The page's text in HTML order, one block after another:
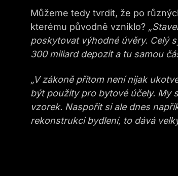
Můžeme tedy tvrdit, že po
kterému původně vzniklo?
poskytovat výhodné úvěry. Celý
300 miliard depozit a tu samou
„Vzákoněpřitomnení nijak
být použity pro bytové účely. My
vzorek. Naspořit sialednes
rekonstrukcibydlení, todává